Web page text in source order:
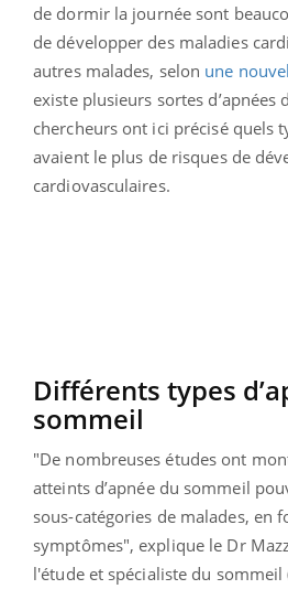
de dormir la journée sont
de développer des maladies
autres malades, selon une
existe plusieurs sortes d’apnées
chercheurs ont ici précisé quels
avaient le plus de risques de
cardiovasculaires.
Différents types
sommeil
"De nombreuses études ont
atteints d’apnée du sommeil
sous-catégories de malades, en
symptômes", explique le Dr
l'étude et spécialiste du sommeil